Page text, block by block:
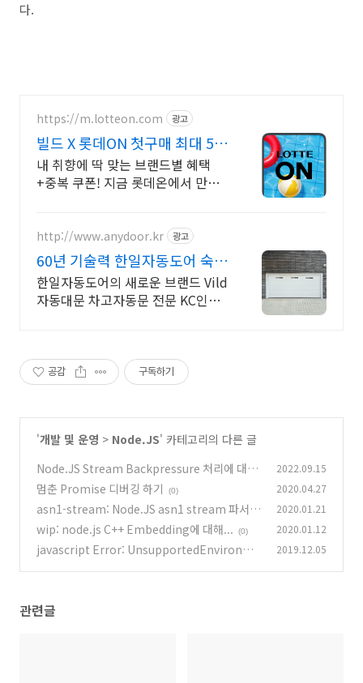
다.
https://m.lotteon.com 광고
빌드 X 롯데ON 첫구매 최대 5천
원 혜택!
내 취향에 딱 맞는 브랜드별 혜택
+중복 쿠폰! 지금 롯데온에서 만나
http://www.anydoor.kr 광고
60년 기술력 한일자동도어 숙련
된시공팀 AS전담팀운영
한일자동도어의 새로운 브랜드 Vild
자동대문 차고자동문 전문 KC인증
공감 구독하기
'개발 및 운영 > Node.JS' 카테고리의 다른 글
Node.JS Stream Backpressure 처리에 대해
(0)
2022.09.15
멈춘 Promise 디버깅 하기 (0) 2020.04.27
asn1-stream: Node.JS asn1 stream 파서
(1)
2020.01.21
wip: node.js C++ Embedding에 대해... (0) 2020.01.12
javascript Error: UnsupportedEnvironme
2019.12.05
관련글